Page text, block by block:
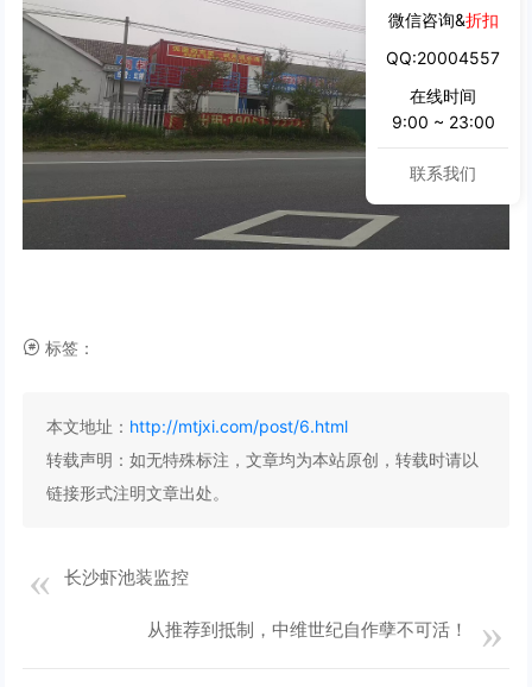
标签：
本文地址： http://mtjxi.com/post/6.html
转载声明：如无特殊标注，文章均为本站原创，转载时请以
链接形式注明文章出处。
长沙虾池装监控
从推荐到抵制，中维世纪自作孽不可活！
微信咨询&折扣
QQ:20004557
在线时间
9:00 ~ 23:00
联系我们